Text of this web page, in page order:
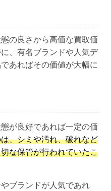
の良さから高価な買取価
、有名ブランドや人気デ
あればその価値が大幅に
が良好であれば一定の価
、シミや汚れ、破れなど
な保管が行われていたこ
ブランドが人気であれ